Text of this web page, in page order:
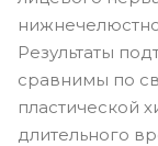
Результаты
сравнимы по
пластической
длительного